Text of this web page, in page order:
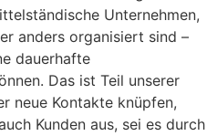
Unternehmen,
anders organisiert sind –
dauerhafte
Das ist Teil unserer
neue Kontakte knüpfen,
Kunden aus, sei es durch